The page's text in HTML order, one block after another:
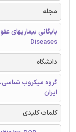
مجله
Diseases
دانشگاه
گروه میکروب شناسی،
ایران
کلمات کلیدی